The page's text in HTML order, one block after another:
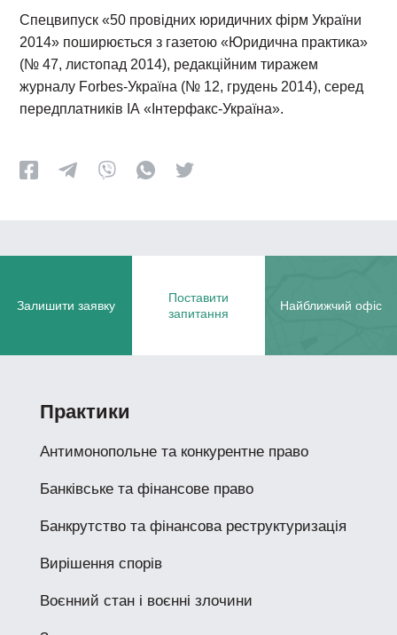
Спецвипуск «50 провідних юридичних фірм України
2014» поширюється з газетою «Юридична практика»
(№ 47, листопад 2014), редакційним тиражем
журналу Forbes-Україна (№ 12, грудень 2014), серед
передплатників ІА «Інтерфакс-Україна».
Залишити заявку
Поставити
запитання
Найближчий офіс
Практики
Антимонопольне та конкурентне право
Банківське та фінансове право
Банкрутство та фінансова реструктуризація
Вирішення спорів
Воєнний стан і воєнні злочини